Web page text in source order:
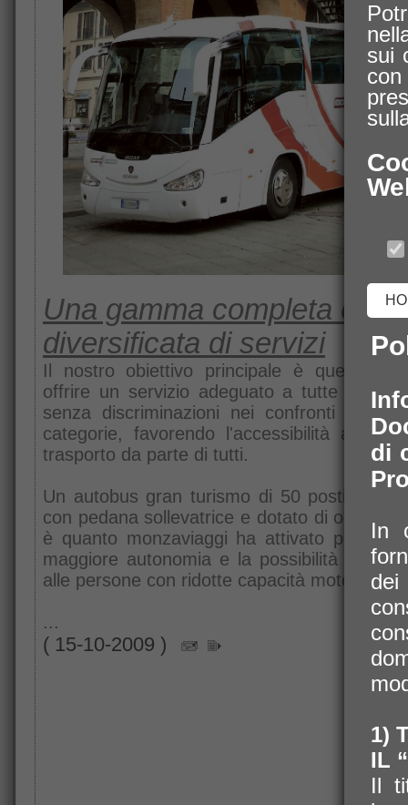
Una gamma completa e
diversificata di servizi
Il nostro obiettivo principale è quello di
offrire un servizio adeguato a tutte le
senza discriminazioni nei confronti di
categorie, favorendo l'accessibilità ai
trasporto da parte di tutti.
Un autobus gran turismo di 50 posti,
con pedana sollevatrice e dotato di ogni
è quanto monzaviaggi ha attivato per
maggiore autonomia e la possibilità di
alle persone con ridotte capacità motorie.
...
( 15-10-2009 )
sui
di
In
dei
1)
IL
Il